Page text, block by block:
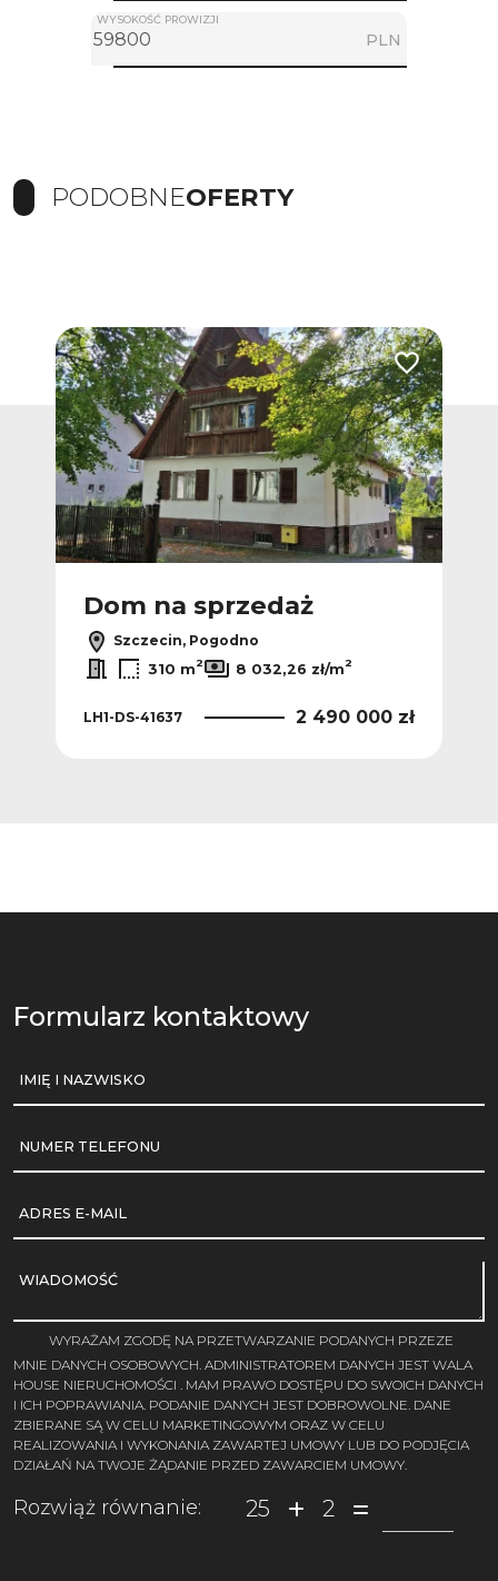
WYSOKOŚĆ PROWIZJI
PLN
PODOBNEOFERTY
Dodaj do ulubionych Dodaj do
Dom na sprzedaż
Szczecin, Pogodno
310 m2 8 032,26 zł/m2
LH1-DS-41637 2 490 000 zł
Formularz kontaktowy
IMIĘ I NAZWISKO
NUMER TELEFONU
ADRES E-MAIL
WIADOMOŚĆ
WYRAŻAM ZGODĘ NA PRZETWARZANIE PODANYCH PRZEZE
MNIE DANYCH OSOBOWYCH. ADMINISTRATOREM DANYCH JEST WALA
HOUSE NIERUCHOMOŚCI . MAM PRAWO DOSTĘPU DO SWOICH DANYCH
I ICH POPRAWIANIA. PODANIE DANYCH JEST DOBROWOLNE. DANE
ZBIERANE SĄ W CELU MARKETINGOWYM ORAZ W CELU
REALIZOWANIA I WYKONANIA ZAWARTEJ UMOWY LUB DO PODJĘCIA
DZIAŁAŃ NA TWOJE ŻĄDANIE PRZED ZAWARCIEM UMOWY.
Rozwiąż równanie: 25 2